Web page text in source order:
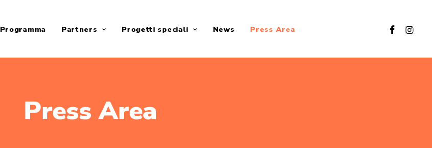
Programma Partners Progetti speciali News Press Area
Press Area